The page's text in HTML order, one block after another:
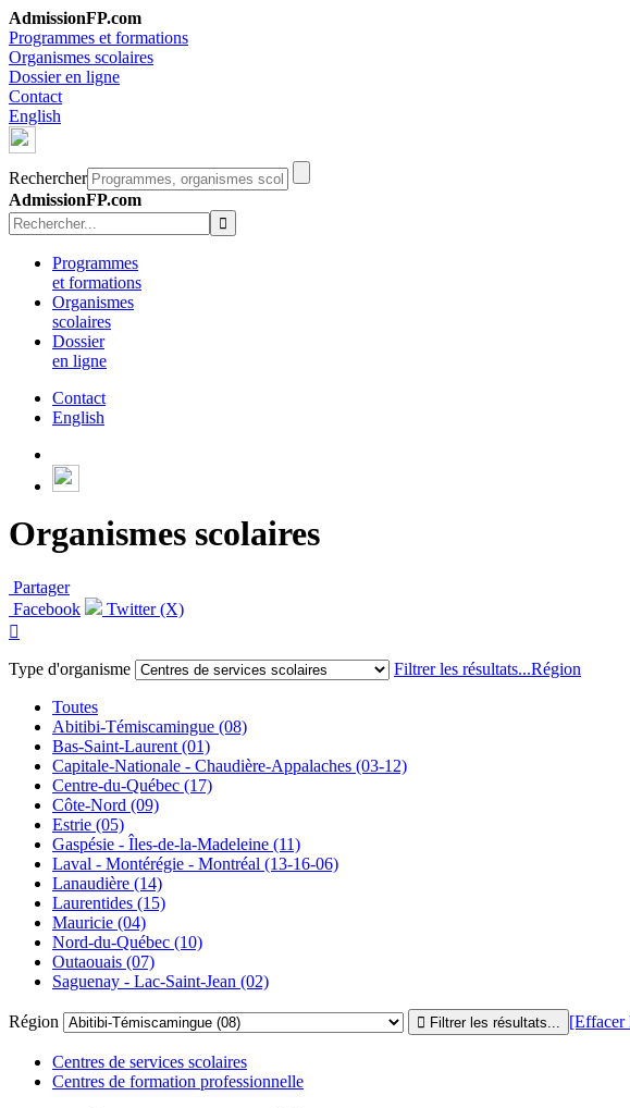
AdmissionFP.com
Programmes et formations
Organismes scolaires
Dossier en ligne
Contact
English
Rechercher
AdmissionFP.com
Programmes
et formations
Organismes
scolaires
Dossier
en ligne
Contact
English
Organismes scolaires
Partager
Facebook
Twitter (X)

Type d'organisme
Filtrer les résultats...Région
Toutes
Abitibi-Témiscamingue (08)
Bas-Saint-Laurent (01)
Capitale-Nationale - Chaudière-Appalaches (03-12)
Centre-du-Québec (17)
Côte-Nord (09)
Estrie (05)
Gaspésie - Îles-de-la-Madeleine (11)
Laval - Montérégie - Montréal (13-16-06)
Lanaudière (14)
Laurentides (15)
Mauricie (04)
Nord-du-Québec (10)
Outaouais (07)
Saguenay - Lac-Saint-Jean (02)
Région [Effacer
Centres de services scolaires
Centres de formation professionnelle